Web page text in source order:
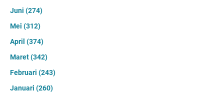
Juni (274)
Mei (312)
April (374)
Maret(342)
Februari (243)
Januari (260)